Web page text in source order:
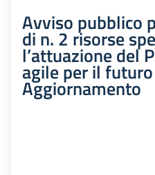
Avviso pubblico
di n. 2 risorse
l’attuazione del
agile per il
Aggiornamento